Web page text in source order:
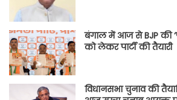
बंगाल में आज से BJP की
को लेकर पार्टी की तैयारी
विधानसभा चुनाव की